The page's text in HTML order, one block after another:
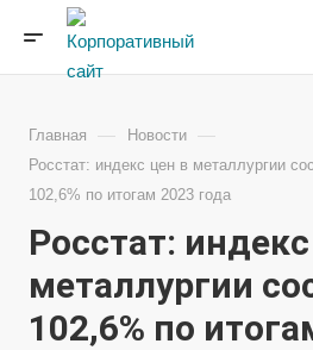
Главная — Новости —
Росстат: индекс цен в металлургии
102,6% по итогам 2023 года
Росстат:
металлургии
102,6% по